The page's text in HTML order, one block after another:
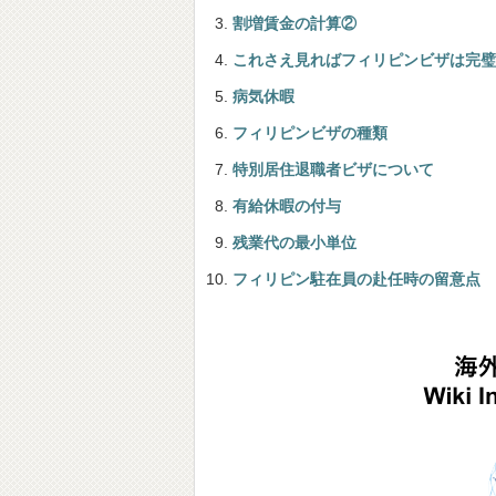
割増賃金の計算②
これさえ見ればフィリピンビザは完
病気休暇
フィリピンビザの種類
特別居住退職者ビザについて
有給休暇の付与
残業代の最小単位
フィリピン駐在員の赴任時の留意点